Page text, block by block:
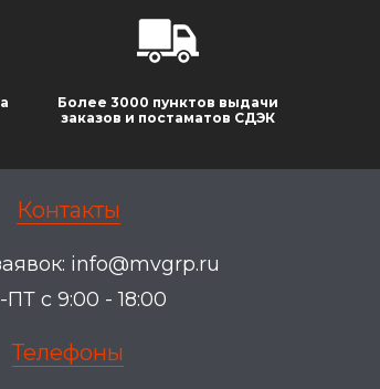
Более 3000 пунктов выдачи
заказов и постаматов СДЭК
Контакты
info@mvgrp.ru
с 9:00 - 18:00
Телефоны